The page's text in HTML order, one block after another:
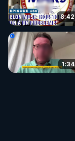
8:42
1:34